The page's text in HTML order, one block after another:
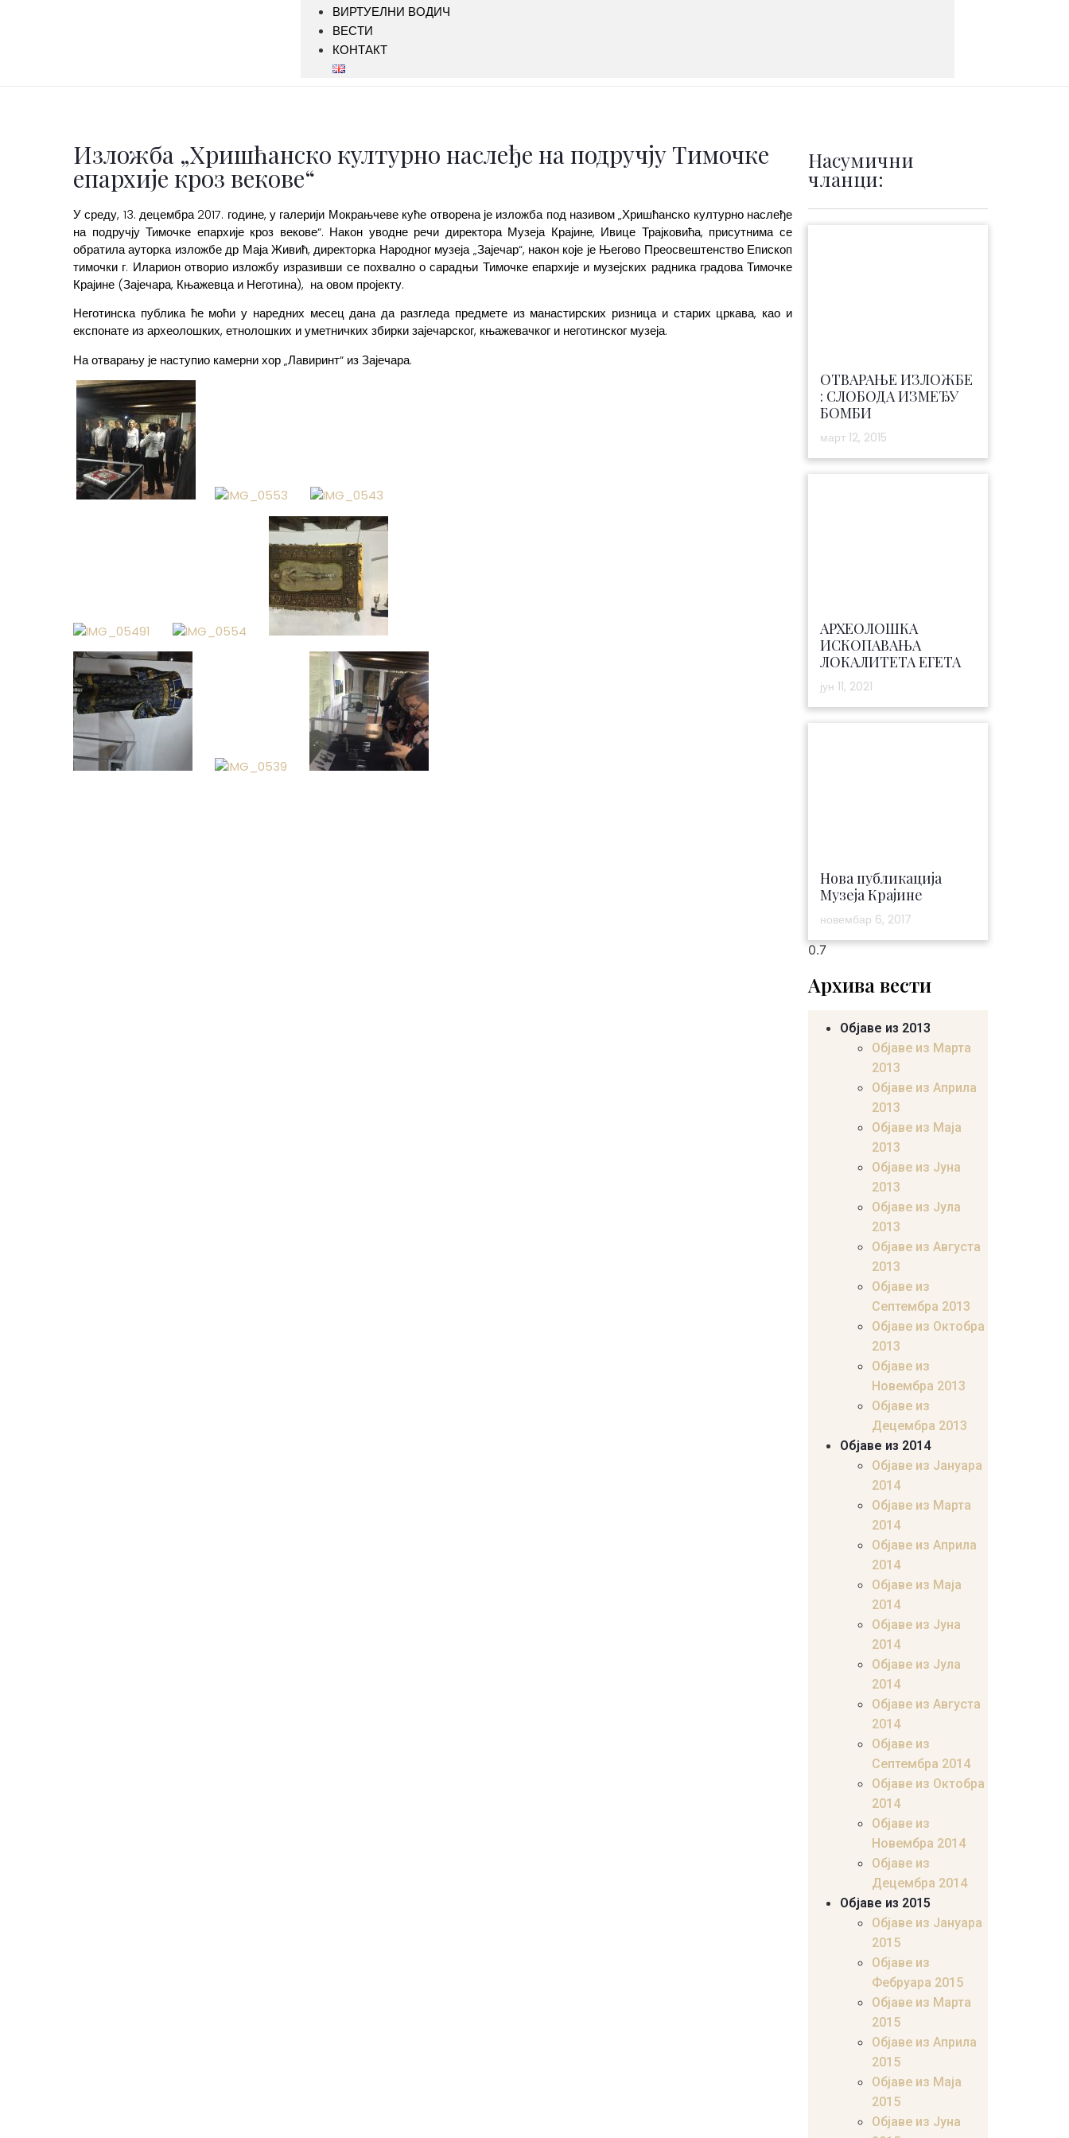
ВИРТУЕЛНИ ВОДИЧ
ВЕСТИ
КОНТАКТ
Изложба „Хришћанско културно наслеђе на подручју Тимочке
епархије кроз векове“
У среду, 13. децембра 2017. године, у галерији Мокрањчеве куће отворена је изложба под називом „Хришћанско културно наслеђе
на подручју Тимочке епархије кроз векове“. Након уводне речи директора Музеја Крајине, Ивице Трајковића, присутнима се
обратила ауторка изложбе др Маја Живић, директорка Народног музеја „Зајечар“, након које је Његово Преосвештенство Епископ
тимочки г. Иларион отворио изложбу изразивши се похвално о сарадњи Тимочке епархије и музејских радника градова Тимочке
Крајине (Зајечара, Књажевца и Неготина), на овом пројекту.
Неготинска публика ће моћи у наредних месец дана да разгледа предмете из манастирских ризница и старих цркава, као и
експонате из археолошких, етнолошких и уметничких збирки зајечарског, књажевачког и неготинског музеја.
На отварању је наступио камерни хор „Лавиринт“ из Зајечара.
Насумични
чланци:
ОТВАРАЊЕ ИЗЛОЖБЕ
: СЛОБОДА ИЗМЕЂУ
БОМБИ
март 12, 2015
АРХЕОЛОШКА
ИСКОПАВАЊА
ЛОКАЛИТЕТА ЕГЕТА
јун 11, 2021
Нова публикација
Музеја Крајине
новембар 6, 2017
Архива вести
Објаве из 2013
Објаве из Марта
2013
Објаве из Априла
2013
Објаве из Маја
2013
Објаве из Јунa
2013
Објаве из Јула
2013
Објаве из Августа
2013
Објаве из
Септембра 2013
Објаве из Октобра
2013
Објаве из
Новембра 2013
Објаве из
Децембра 2013
Објаве из 2014
Објаве из Јануара
2014
Објаве из Марта
2014
Објаве из Априла
2014
Објаве из Маја
2014
Објаве из Јуна
2014
Објаве из Јула
2014
Објаве из Августа
2014
Објаве из
Септембра 2014
Објаве из Октобра
2014
Објаве из
Новембра 2014
Објаве из
Децембра 2014
Објаве из 2015
Објаве из Јануара
2015
Објаве из
Фебруара 2015
Објаве из Марта
2015
Објаве из Априла
2015
Објаве из Маја
2015
Објаве из Јуна